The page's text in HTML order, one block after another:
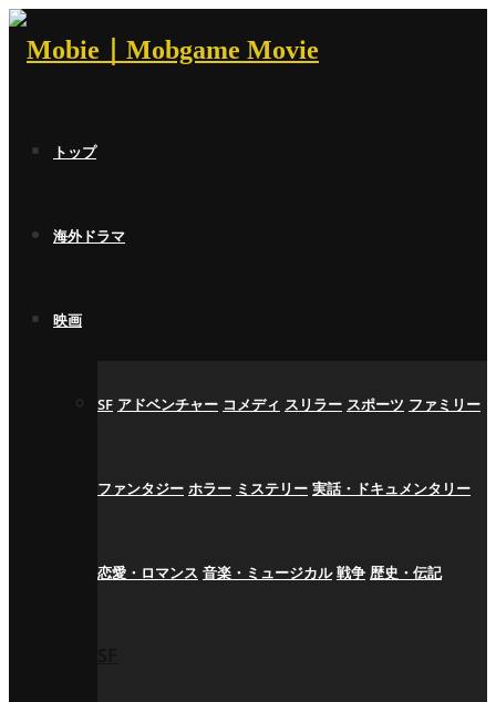
トップ
海外ドラマ
映画
SF アドベンチャー コメディ スリラー スポーツ ファミリー
ファンタジー ホラー ミステリー 実話・ドキュメンタリー
恋愛・ロマンス 音楽・ミュージカル 戦争 歴史・伝記